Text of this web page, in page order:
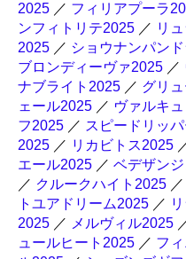
2025 ／ フィリアプーラ
ンフィトリテ2025 ／ リ
2025 ／ ショウナンパン
ブロンディーヴァ2025 ／
ナブライト2025 ／ グリ
ェール2025 ／ ヴァルキ
フ2025 ／ スピードリッ
2025 ／ リカビトス2025
エール2025 ／ ベデザン
／ クルークハイト2025 ／
トユアドリーム2025 ／
2025 ／ メルヴィル2025
ュールヒート2025 ／ フ